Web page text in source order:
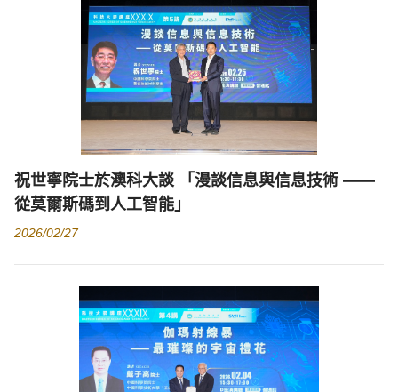
祝世寧院士於澳科大談 「漫談信息與信息技術 ——
從莫爾斯碼到人工智能」
2026/02/27